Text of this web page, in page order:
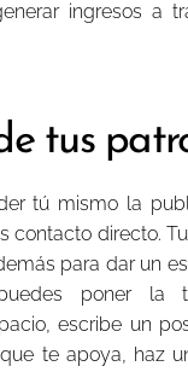
ingresos a
tus
tú mismo la
contacto directo.
para dar un
puedes poner la
escribe un
te apoya, haz